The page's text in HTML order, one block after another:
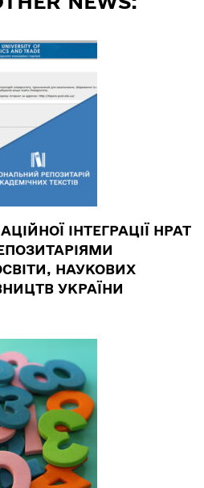
ІНТЕГРАЦІЇ НРАТ
НАУКОВИХ
УКРАЇНИ